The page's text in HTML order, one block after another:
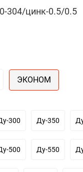
304/цинк-0.5/0.5
ЭКОНОМ
300 Ду-350
500 Ду-550